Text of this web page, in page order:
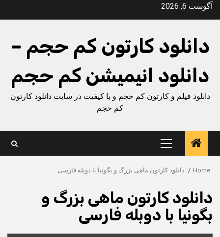
Skipآگوست 6, 2026
دانلود کارتون کم حجم –
دانلود انیمیشن کم حجم
دانلود فیلم و کارتون کم حجم و با کیفیت در سایت دانلود کارتون
کم حجم
Primary
Menu
Home دانلود کارتون ماهی بزرگ و بگونیا با دوبله فارسی
دانلود کارتون ماهی بزرگ و
بگونیا با دوبله فارسی